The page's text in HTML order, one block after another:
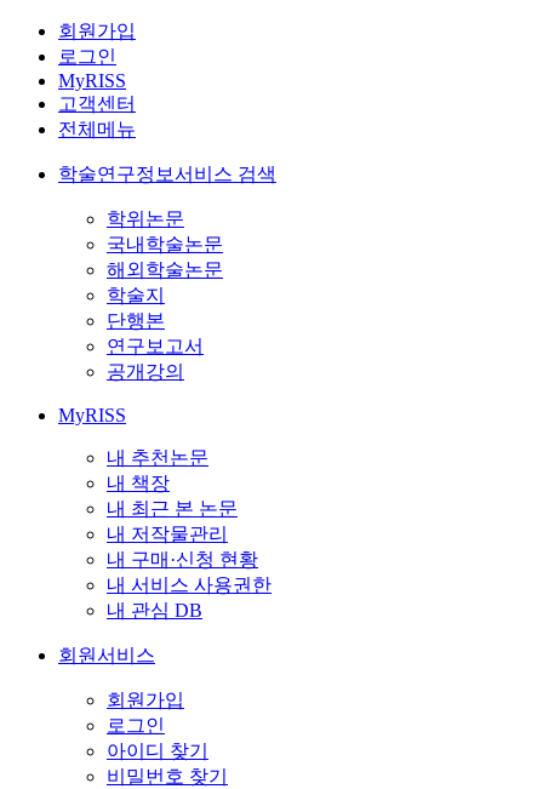
회원가입
로그인
MyRISS
고객센터
전체메뉴
학술연구정보서비스 검색
학위논문
국내학술논문
해외학술논문
학술지
단행본
연구보고서
공개강의
MyRISS
내 추천논문
내 책장
내 최근 본 논문
내 저작물관리
내 구매·신청 현황
내 서비스 사용권한
내 관심 DB
회원서비스
회원가입
로그인
아이디 찾기
비밀번호 찾기